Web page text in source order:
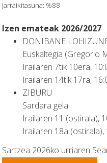
Jarraikitasuna: %88
Izen emateak 2026/2027
DONIBANE
Euskaltegia (Gregorio
Irailaren 7tik 10era,
Irailaren 14tik 17ra,
ZIBURU
Sardara gela
Irailaren 11 (ostirala),
Irailaren 18a (ostirala),
Sartzea 2026ko urriaren